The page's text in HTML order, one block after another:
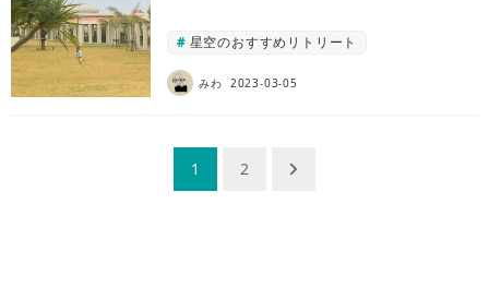
星空のおすすめリトリート
みわ 2023-03-05
1 2